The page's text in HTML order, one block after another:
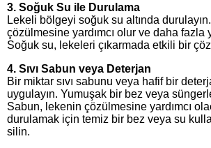
3. Soğuk Su ile Durulama
Lekeli bölgeyi soğuk su altında
çözülmesine yardımcı olur ve daha fazla
Soğuk su, lekeleri çıkarmada etkili bir
4. Sıvı Sabun veya Deterjan
Bir miktar sıvı sabunu veya hafif bir
uygulayın. Yumuşak bir bez veya
Sabun, lekenin çözülmesine yardımcı
durulamak için temiz bir bez veya su
silin.